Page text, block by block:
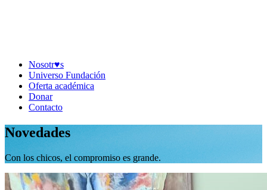
Nosotr♥︎s
Universo Fundación
Oferta académica
Donar
Contacto
Novedades
Con los chicos, el compromiso es grande.